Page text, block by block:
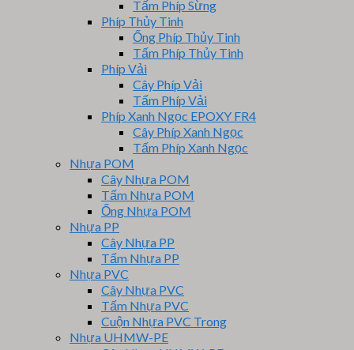
Tấm Phíp Sừng
Phíp Thủy Tinh
Ống Phíp Thủy Tinh
Tấm Phíp Thủy Tinh
Phíp Vải
Cây Phíp Vải
Tấm Phíp Vải
Phíp Xanh Ngọc EPOXY FR4
Cây Phíp Xanh Ngọc
Tấm Phíp Xanh Ngọc
Nhựa POM
Cây Nhựa POM
Tấm Nhựa POM
Ống Nhựa POM
Nhựa PP
Cây Nhựa PP
Tấm Nhựa PP
Nhựa PVC
Cây Nhựa PVC
Tấm Nhựa PVC
Cuộn Nhựa PVC Trong
Nhựa UHMW-PE